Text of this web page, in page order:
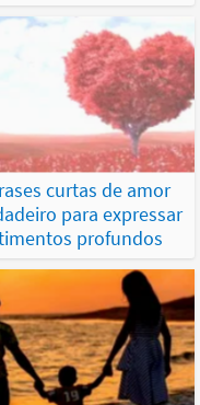
curtas de amor
para expressar
profundos